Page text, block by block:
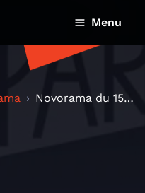
Menu
Novorama du 15 Septembre 2014 avec l'interview de...